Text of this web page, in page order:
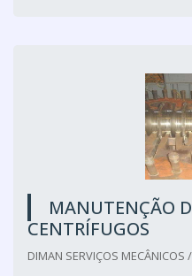
MANUTENÇÃO
CENTRÍFUGOS
DIMAN SERVIÇOS MECÂNICOS